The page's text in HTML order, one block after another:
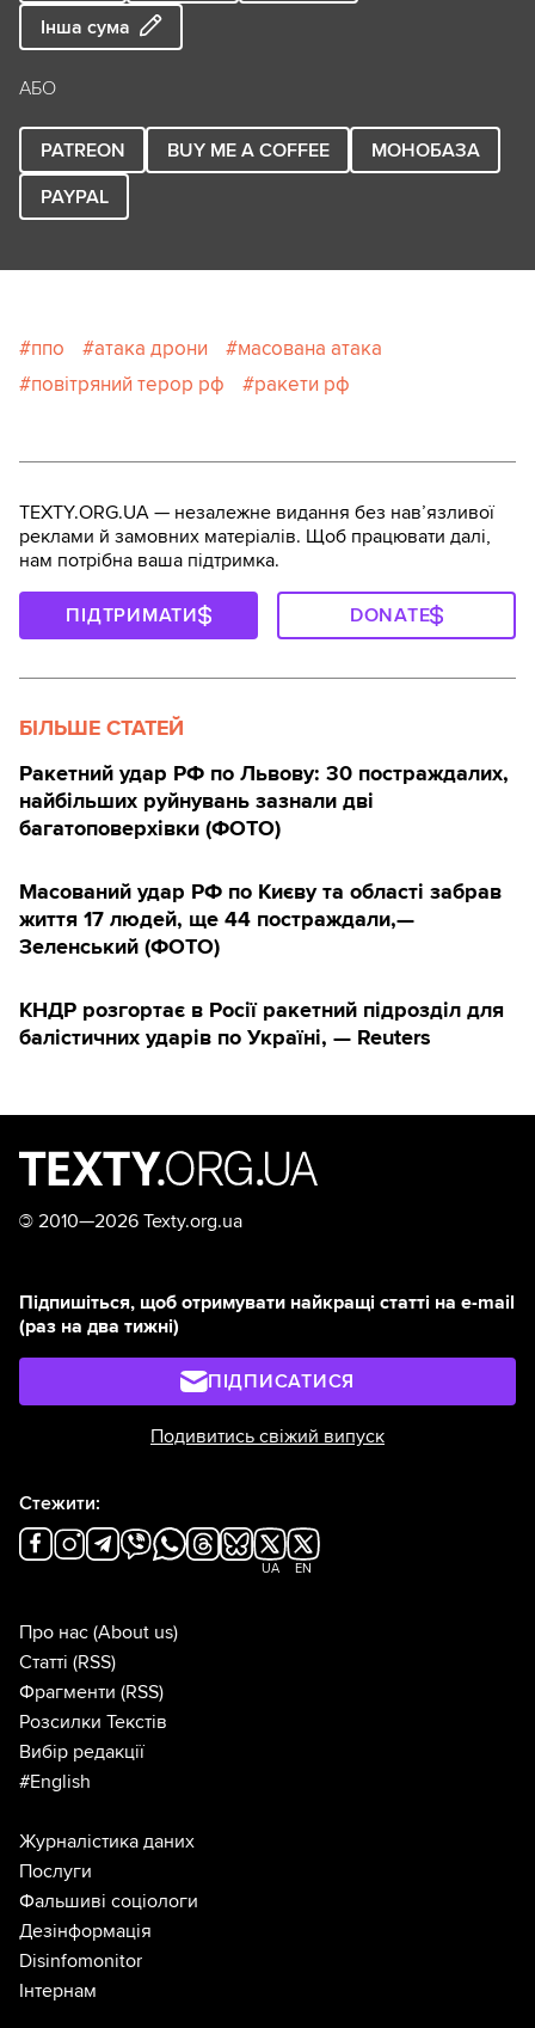
Інша сума
АБО
PATREON BUY ME A COFFEE
МОНОБАЗА
PAYPAL
ппо атака дрони
масована атака
повітряний терор рф
ракети рф
TEXTY.ORG.UA — незалежне видання без навʼязливої
реклами й замовних матеріалів. Щоб працювати далі,
нам потрібна ваша підтримка.
ПІДТРИМАТИ DONATE
БІЛЬШЕ СТАТЕЙ
Ракетний удар РФ по Львову: 30 постраждалих,
найбільших руйнувань зазнали дві
багатоповерхівки (ФОТО)
Масований удар РФ по Києву та області забрав
життя 17 людей, ще 44 постраждали,—
Зеленський (ФОТО)
КНДР розгортає в Росії ракетний підрозділ для
балістичних ударів по Україні, — Reuters
© 2010—2026 Texty.org.ua
Підпишіться, щоб отримувати найкращі статті на e-mail
(раз на два тижні)
ПІДПИСАТИСЯ
Подивитись свіжий випуск
Стежити:
UA EN
Про нас (About us)
Статті (RSS)
Фрагменти (RSS)
Розсилки Текстів
Вибір редакції
#English
Журналістика даних
Послуги
Фальшиві соціологи
Дезінформація
Disinfomonitor
Інтернам